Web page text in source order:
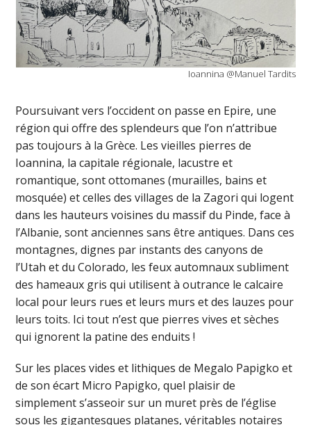
Ioannina @Manuel Tardits
Poursuivant vers l’occident on passe en Epire, une
région qui offre des splendeurs que l’on n’attribue
pas toujours à la Grèce. Les vieilles pierres de
Ioannina, la capitale régionale, lacustre et
romantique, sont ottomanes (murailles, bains et
mosquée) et celles des villages de la Zagori qui logent
dans les hauteurs voisines du massif du Pinde, face à
l’Albanie, sont anciennes sans être antiques. Dans ces
montagnes, dignes par instants des canyons de
l’Utah et du Colorado, les feux automnaux subliment
des hameaux gris qui utilisent à outrance le calcaire
local pour leurs rues et leurs murs et des lauzes pour
leurs toits. Ici tout n’est que pierres vives et sèches
qui ignorent la patine des enduits !
Sur les places vides et lithiques de Megalo Papigko et
de son écart Micro Papigko, quel plaisir de
simplement s’asseoir sur un muret près de l’église
sous les gigantesques platanes, véritables notaires